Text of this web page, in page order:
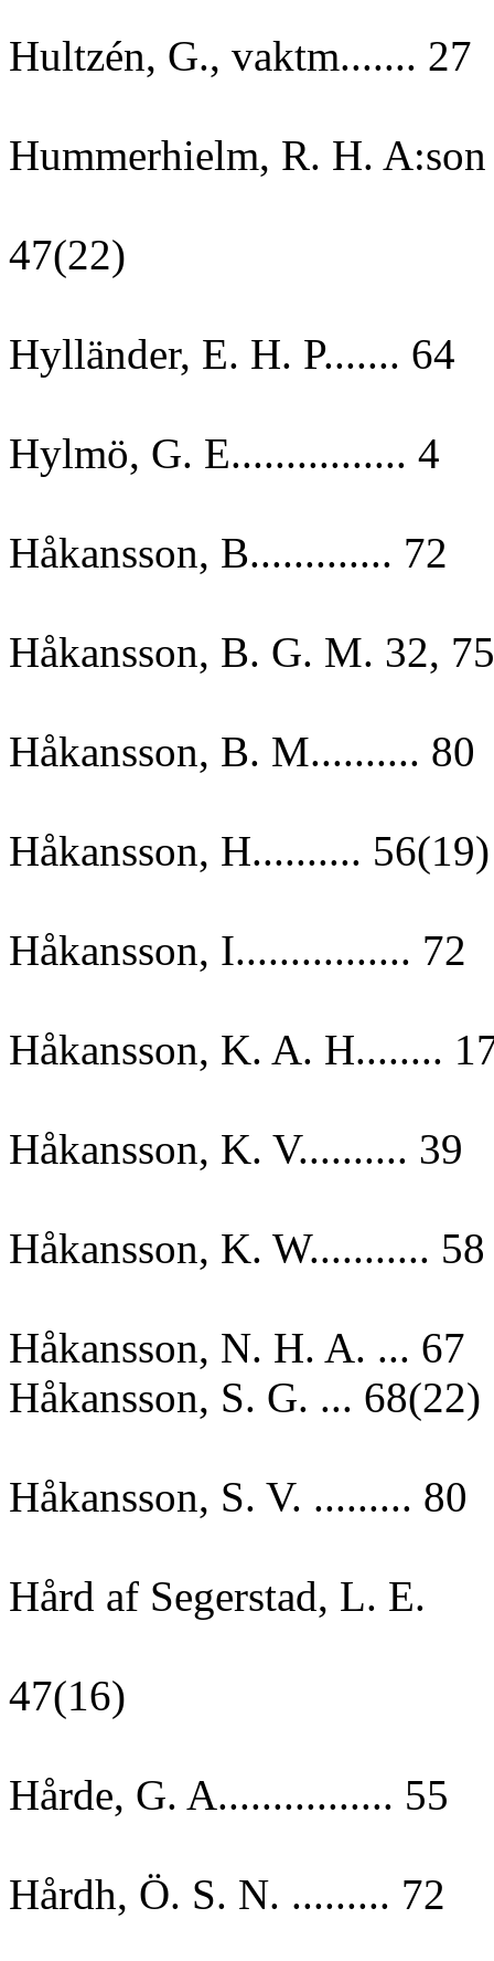
Hultzén, G., vaktm....... 27
Hummerhielm, R. H. A:son
47(22)
Hylländer, E. H. P....... 64
Hylmö, G. E................ 4
Håkansson, B............. 72
Håkansson, B. G. M. 32, 75
Håkansson, B. M.......... 80
Håkansson, H.......... 56(19)
Håkansson, I................ 72
Håkansson, K. A. H........
Håkansson, K. V.......... 39
Håkansson, K. W........... 58
Håkansson, N. H. A. ... 67
Håkansson, S. G. ... 68(22)
Håkansson, S. V. ......... 80
Hård af Segerstad, L. E.
47(16)
Hårde, G. A................ 55
Hårdh, Ö. S. N. ......... 72